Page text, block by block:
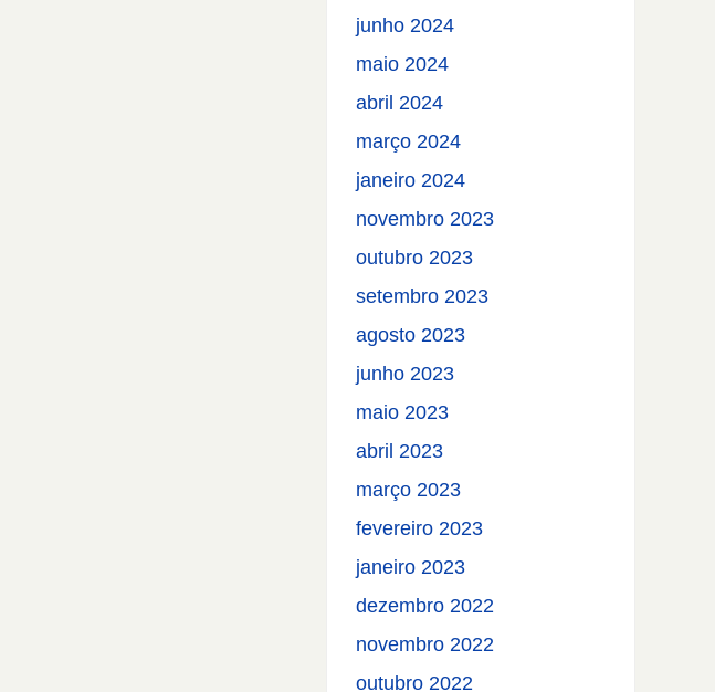
junho 2024
maio 2024
abril 2024
março 2024
janeiro 2024
novembro 2023
outubro 2023
setembro 2023
agosto 2023
junho 2023
maio 2023
abril 2023
março 2023
fevereiro 2023
janeiro 2023
dezembro 2022
novembro 2022
outubro 2022